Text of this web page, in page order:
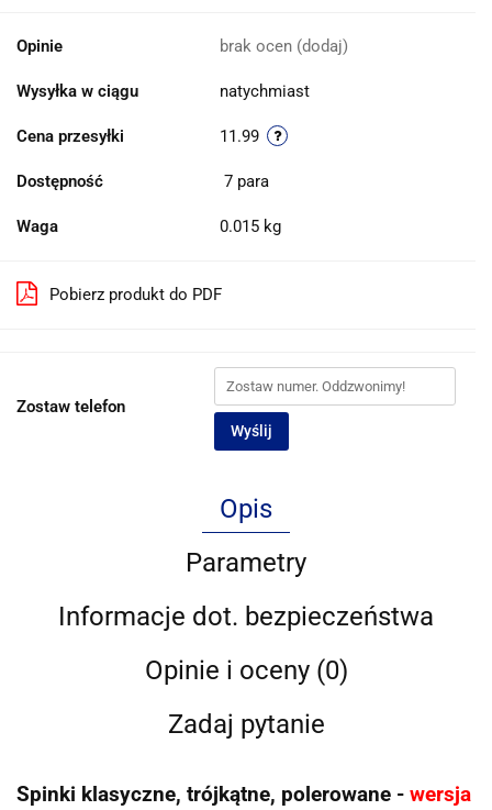
Opinie brak ocen (dodaj)
Wysyłka w ciągu natychmiast
Cena przesyłki 11.99
Dostępność 7 para
Waga 0.015 kg
Pobierz produkt do PDF
Zostaw telefon
Wyślij
Opis
Parametry
Informacje dot. bezpieczeństwa
Opinie i oceny (0)
Zadaj pytanie
Spinki klasyczne, trójkątne, polerowane - wersja